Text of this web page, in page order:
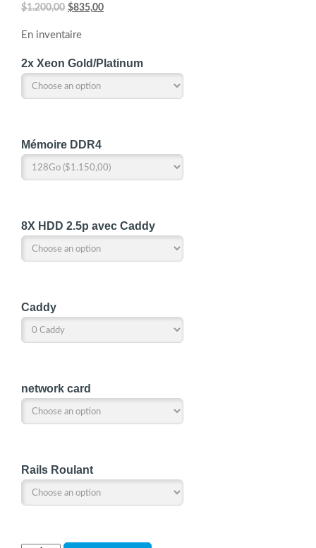
$1.200,00 Le
initial
était :
$1.200,00.
$835,00Le
est :
$835,00.
En inventaire
2x Xeon Gold/Platinum
Mémoire DDR4
8X HDD 2.5p avec Caddy
Caddy
network card
Rails Roulant